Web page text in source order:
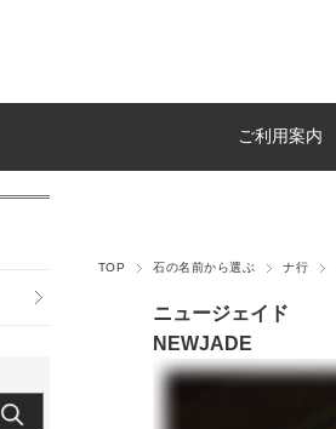
ご利用案内
TOP 石の名前から選ぶ ナ行
ニュージェイド
NEWJADE